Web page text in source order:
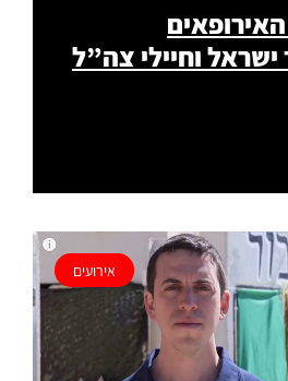
וחיילי צה”ל
אירועים